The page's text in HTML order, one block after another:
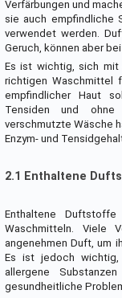
Verfärbungen und
sie auch empfindliche
verwendet werden.
Geruch, können aber
Es ist wichtig, sich mit
richtigen Waschmittel
empfindlicher Haut
Tensiden und
verschmutzte Wäsche
Enzym- und
2.1 Enthaltene
Enthaltene
Waschmitteln. Viele
angenehmen Duft, um
Es ist jedoch
allergene
gesundheitliche